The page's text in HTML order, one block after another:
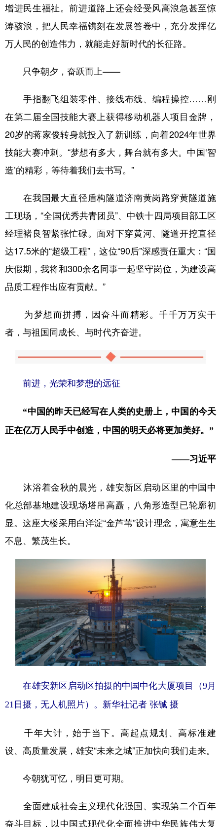
增进民生福祉。前进道路上还会经受风高浪急甚至惊
涛骇浪，把人民幸福镌刻在发展答卷中，充分发挥亿
万人民的创造伟力，就能走好新时代的长征路。
只争朝夕，奋跃而上——
手指翻飞组装零件、接线布线、编程操控……刚
在第二届全国技能大赛上获得移动机器人项目金牌，
20岁的蒋家俊转身就投入了新训练，向着2024年世界
技能大赛冲刺。“梦想有多大，舞台就有多大。中国‘智
造’的精彩，等待着我们去书写。”
在我国最大直径盾构隧道济南黄岗路穿黄隧道施
工现场，“全国优秀共青团员”、中铁十四局项目部工区
经理褚良智紧张忙碌。面对下穿黄河、隧道开挖直径
达17.5米的“超级工程”，这位“90后”深感责任重大：“国
庆假期，我将和300余名同事一起坚守岗位，为建设高
品质工程作出应有贡献。”
为梦想而拼搏，因奋斗而精彩。千千万万实干
者，与祖国同成长、与时代齐奋进。
前进，光荣和梦想的远征
“中国的昨天已经写在人类的史册上，中国的今天
正在亿万人民手中创造，中国的明天必将更加美好。”
——习近平
沐浴着金秋的晨光，雄安新区启动区里的中国中
化总部基地建设现场塔吊高矗，八角形造型已轮廓初
显。这座大楼采用白洋淀“金芦苇”设计理念，寓意生生
不息、繁茂生长。
在雄安新区启动区拍摄的中国中化大厦项目（9月
21日摄，无人机照片）。新华社记者 张铖 摄
千年大计，始于当下。高起点规划、高标准建
设、高质量发展，雄安“未来之城”正加快向我们走来。
今朝犹可忆，明日更可期。
全面建成社会主义现代化强国、实现第二个百年
奋斗目标，以中国式现代化全面推进中华民族伟大复